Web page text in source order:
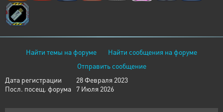
Найти темы на форуме
Найти сообщения на форуме
Отправить сообщение
Дата регистрации
28 Февраля 2023
Посл. посещ. форума
7 Июля 2026